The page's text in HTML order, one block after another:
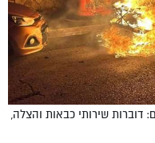
דוברות שירותי כבאות והצלה,